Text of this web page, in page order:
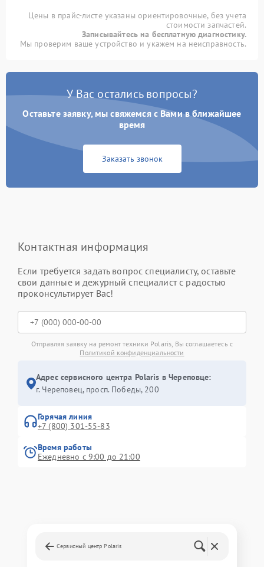
Цены в прайс-листе указаны ориентировочные, без учета
стоимости запчастей.
Записывайтесь на бесплатную диагностику.
Мы проверим ваше устройство и укажем на неисправность.
У Вас остались вопросы?
Оставьте заявку, мы свяжемся с Вами в ближайшее
время
Заказать звонок
Контактная информация
Если требуется задать вопрос специалисту, оставьте
свои данные и дежурный специалист с радостью
проконсультирует Вас!
Отправляя заявку на ремонт техники Polaris, Вы соглашаетесь с
Политикой конфиденциальности
Адрес сервисного центра Polaris в Череповце:
г. Череповец, просп. Победы, 200
Горячая линия
+7 (800) 301-55-83
Время работы
Ежедневно с 9:00 до 21:00
Сервисный центр Polaris